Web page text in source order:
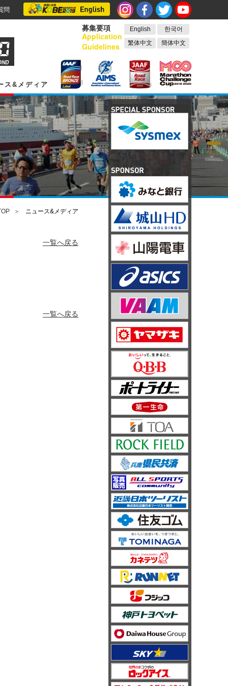
問
募集要項
Application
Guidelines
English
한국어
繁体中文
簡体中文
ス&メディア
ニュース&メディア
一覧へ戻る
一覧へ戻る